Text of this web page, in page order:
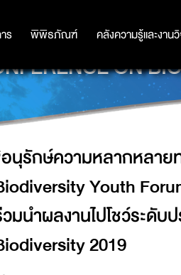
ร พิพิธภัณฑ์ คลังความรู้และงาน
ร พิพิธภัณฑ์ คลังความรู้และงาน
เพื่อความยั่งยืน”
พร้อมร่วมนำผลงา
ON
นุรักษ์ความหลากหลาย
Youth
มนำผลงานไปโชว์ระดับ
2019